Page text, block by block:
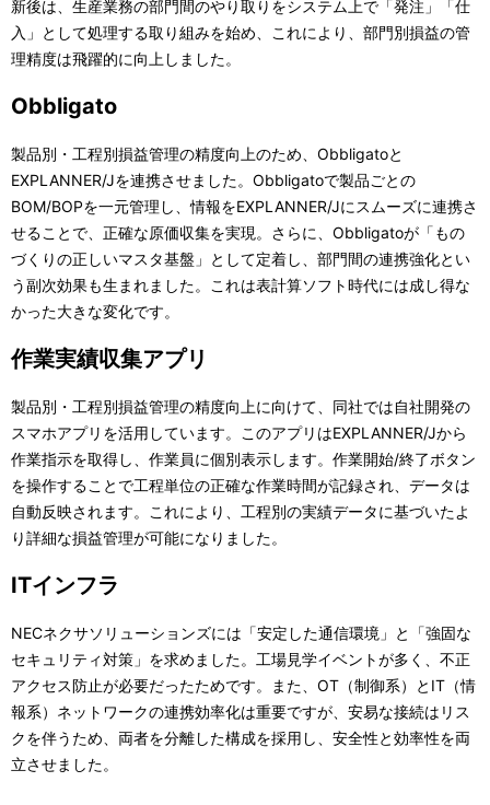
新後は、生産業務の部門間のやり取りをシステム上で「発注」「仕
入」として処理する取り組みを始め、これにより、部門別損益の管
理精度は飛躍的に向上しました。
Obbligato
製品別・工程別損益管理の精度向上のため、Obbligatoと
EXPLANNER/Jを連携させました。Obbligatoで製品ごとの
BOM/BOPを一元管理し、情報をEXPLANNER/Jにスムーズに連携さ
せることで、正確な原価収集を実現。さらに、Obbligatoが「もの
づくりの正しいマスタ基盤」として定着し、部門間の連携強化とい
う副次効果も生まれました。これは表計算ソフト時代には成し得な
かった大きな変化です。
作業実績収集アプリ
製品別・工程別損益管理の精度向上に向けて、同社では自社開発の
スマホアプリを活用しています。このアプリはEXPLANNER/Jから
作業指示を取得し、作業員に個別表示します。作業開始/終了ボタン
を操作することで工程単位の正確な作業時間が記録され、データは
自動反映されます。これにより、工程別の実績データに基づいたよ
り詳細な損益管理が可能になりました。
ITインフラ
NECネクサソリューションズには「安定した通信環境」と「強固な
セキュリティ対策」を求めました。工場見学イベントが多く、不正
アクセス防止が必要だったためです。また、OT（制御系）とIT（情
報系）ネットワークの連携効率化は重要ですが、安易な接続はリス
クを伴うため、両者を分離した構成を採用し、安全性と効率性を両
立させました。